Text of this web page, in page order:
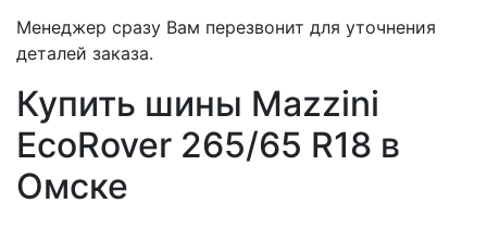
Менеджер сразу Вам перезвонит для уточнения
деталей заказа.
Купить шины Mazzini
EcoRover 265/65 R18 в
Омске